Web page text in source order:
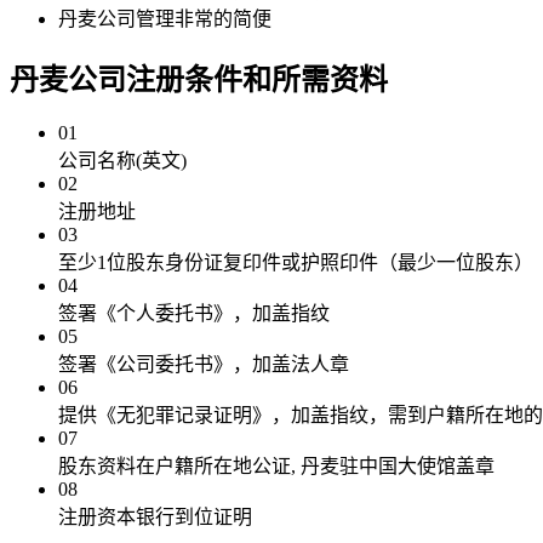
丹麦公司管理非常的简便
丹麦公司注册条件和所需资料
01
公司名称(英文)
02
注册地址
03
至少1位股东身份证复印件或护照印件（最少一位股东）
04
签署《个人委托书》，加盖指纹
05
签署《公司委托书》，加盖法人章
06
提供《无犯罪记录证明》，加盖指纹，需到户籍所在地
07
股东资料在户籍所在地公证, 丹麦驻中国大使馆盖章
08
注册资本银行到位证明